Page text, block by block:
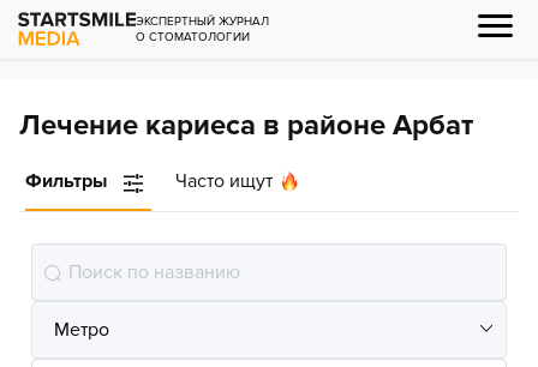
ЭКСПЕРТНЫЙ ЖУРНАЛ
О СТОМАТОЛОГИИ
Лечение кариеса в районе Арбат
Фильтры Часто ищут